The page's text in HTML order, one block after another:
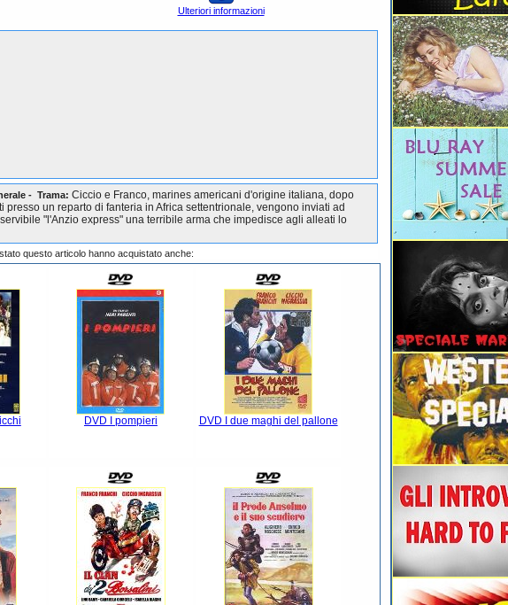
Ulteriori informazioni
- Trama: Ciccio e Franco, marines americani d'origine italiana, dopo
presso un reparto di fanteria in Africa settentrionale, vengono inviati ad
"l'Anzio express" una terribile arma che impedisce agli alleati lo
questo articolo hanno acquistato anche:
DVD I pompieri DVD I due maghi del pallone